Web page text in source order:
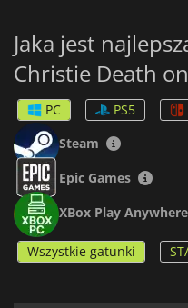
Jaka jest
Christie Death
PC PS5
Steam
Epic Games
XBox Play Anywhere
Wszystkie gatunki